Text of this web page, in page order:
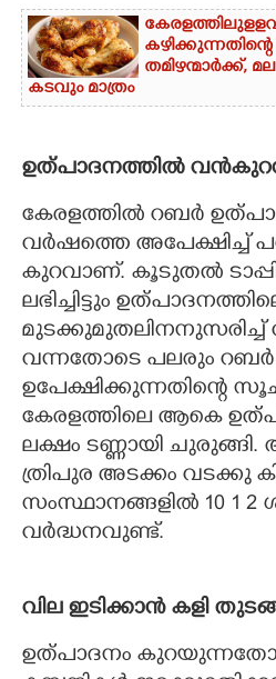
തമിഴന്മാർക്ക്,
കടവും മാത്രം
ഉത്പാദനത്തിൽ
കേരളത്തിൽ റബർ
വർഷത്തെ അപേക്ഷിച്ച്
കുറവാണ്. കൂടുതൽ
ലഭിച്ചിട്ടും
മുടക്കുമുതലിനനുസരിച്ച്
വന്നതോടെ പലരും
ഉപേക്ഷിക്കുന്നതിന്റെ
കേരളത്തിലെ ആകെ
ലക്ഷം ടണ്ണായി
ത്രിപുര അടക്കം വടക്കു
സംസ്ഥാനങ്ങളിൽ 10 1 2
വർദ്ധനവുണ്ട്.
വില ഇടിക്കാൻ കളി
ഉത്പാദനം